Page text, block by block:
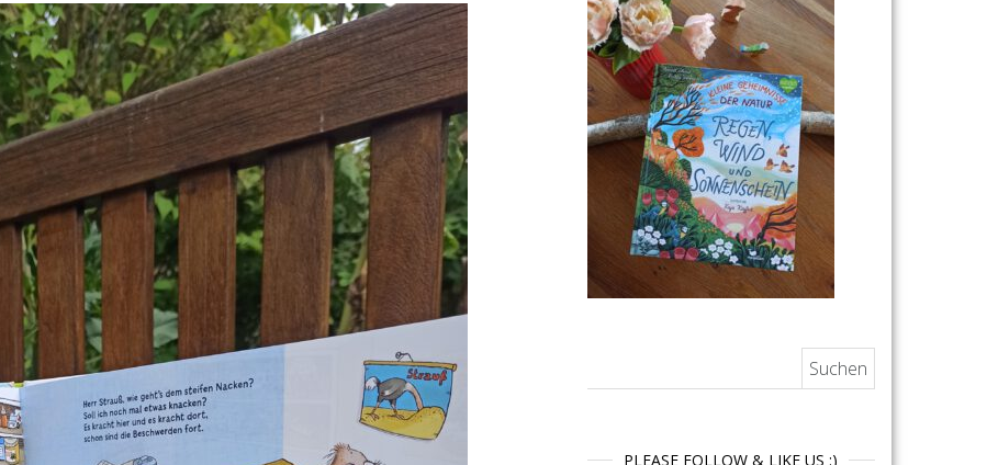
PLEASE FOLLOW & LIKE US :)